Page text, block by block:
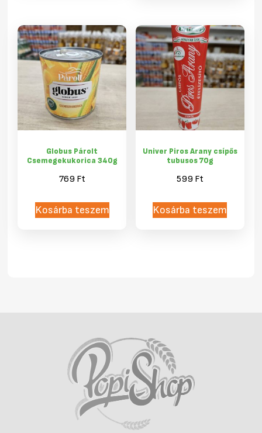
Globus Párolt
Csemegekukorica 340g
769 Ft
Kosárba teszem
Univer Piros Arany csípős
tubusos 70g
599 Ft
Kosárba teszem